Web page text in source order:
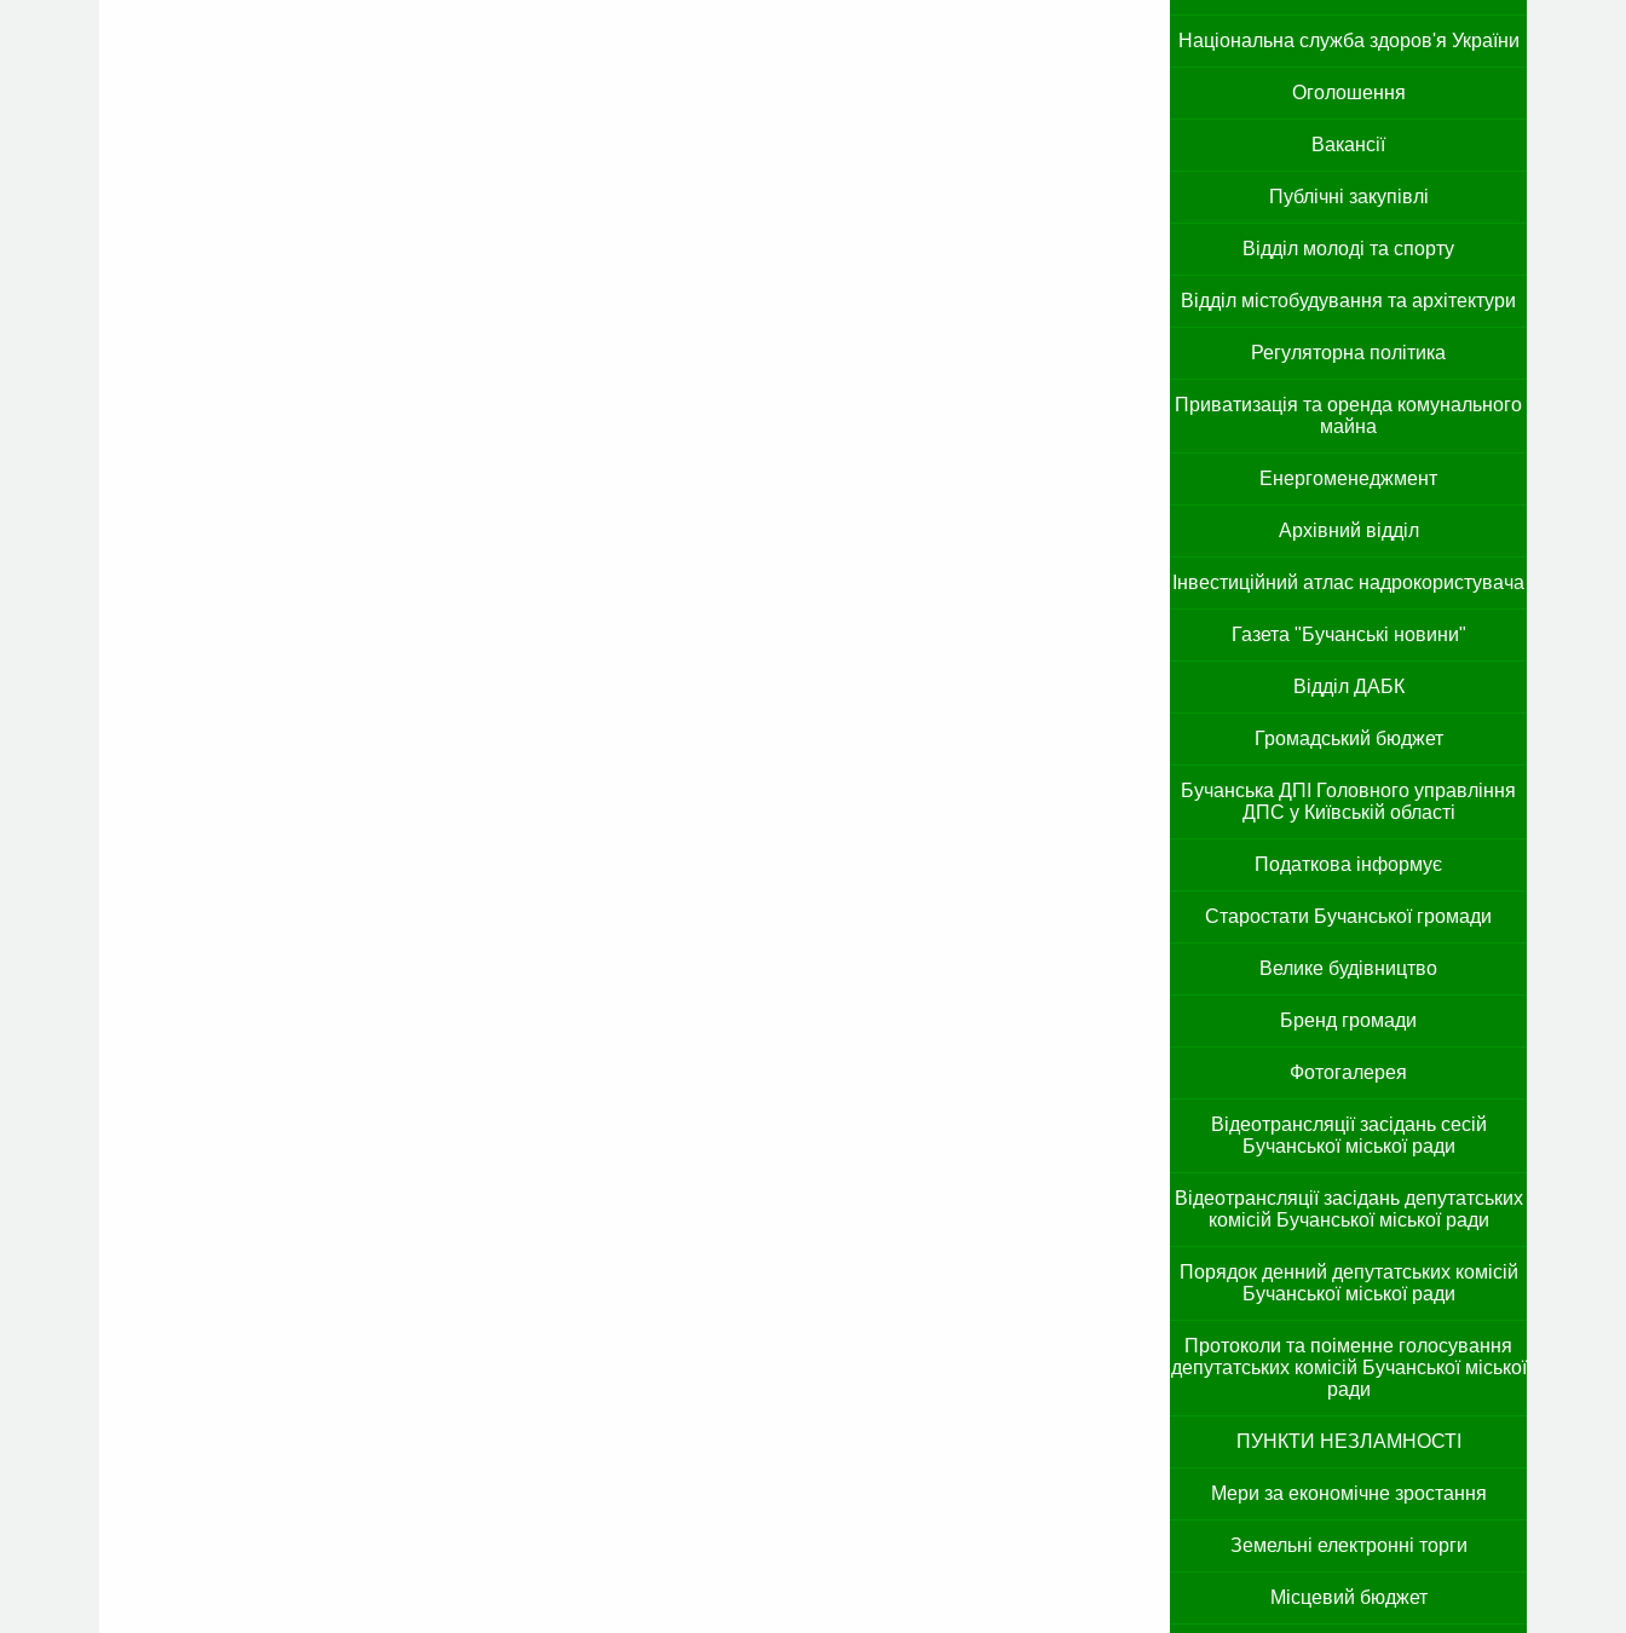
Національна служба здоров'я України
Оголошення
Вакансії
Публічні закупівлі
Відділ молоді та спорту
Відділ містобудування та архітектури
Регуляторна політика
Приватизація та оренда комунального
майна
Енергоменеджмент
Архівний відділ
Інвестиційний атлас надрокористувача
Газета "Бучанські новини"
Відділ ДАБК
Громадський бюджет
Бучанська ДПІ Головного управління
ДПС у Київській області
Податкова інформує
Старостати Бучанської громади
Велике будівництво
Бренд громади
Фотогалерея
Відеотрансляції засідань сесій
Бучанської міської ради
Відеотрансляції засідань депутатських
комісій Бучанської міської ради
Порядок денний депутатських комісій
Бучанської міської ради
Протоколи та поіменне голосування
депутатських комісій Бучанської міської
ради
ПУНКТИ НЕЗЛАМНОСТІ
Мери за економічне зростання
Земельні електронні торги
Місцевий бюджет